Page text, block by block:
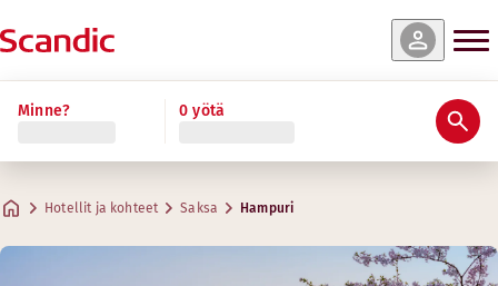
Minne? 0 yötä
Hotellit ja kohteet Saksa Hampuri